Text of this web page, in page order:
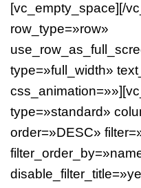
[vc_empty_space][/
row_type=»row»
type=»full_width»
type=»standard»
order=»DESC»